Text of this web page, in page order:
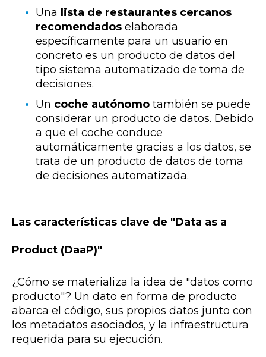
Una lista de restaurantes cercanos
recomendados elaborada
específicamente para un usuario en
concreto es un producto de datos del
tipo sistema automatizado de toma de
decisiones.
Un coche autónomo también se puede
considerar un producto de datos. Debido
a que el coche conduce
automáticamente gracias a los datos, se
trata de un producto de datos de toma
de decisiones automatizada.
Las características clave de "Data as a
Product (DaaP)"
¿Cómo se materializa la idea de "datos como
producto"? Un dato en forma de producto
abarca el código, sus propios datos junto con
los metadatos asociados, y la infraestructura
requerida para su ejecución.